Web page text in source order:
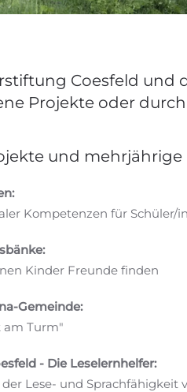
Coesfeld und
Projekte oder
und
Kompetenzen für Schüler/
Kinder Freunde finden
Gemeinde:
am Turm"
- Die Leselernhelfer:
Lese- und Sprachfähigkeit